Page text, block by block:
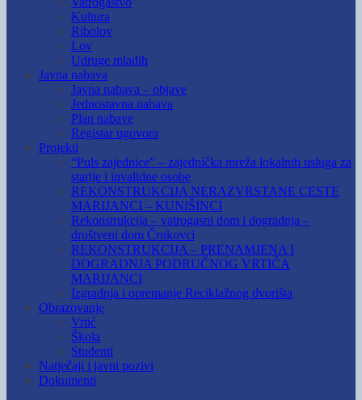
Kultura
Ribolov
Lov
Udruge mladih
Javna nabava
Javna nabava – objave
Jednostavna nabava
Plan nabave
Registar ugovora
Projekti
“Puls zajednice” – zajednička mreža lokalnih usluga za
starije i invalidne osobe
REKONSTRUKCIJA NERAZVRSTANE CESTE
MARIJANCI – KUNIŠINCI
Rekonstrukcija – vatrogasni dom i dogradnja –
društveni dom Črnkovci
REKONSTRUKCIJA – PRENAMJENA I
DOGRADNJA PODRUČNOG VRTIĆA
MARIJANCI
Izgradnja i opremanje Reciklažnog dvorišta
Obrazovanje
Vrtić
Škola
Studenti
Natječaji i javni pozivi
Dokumenti